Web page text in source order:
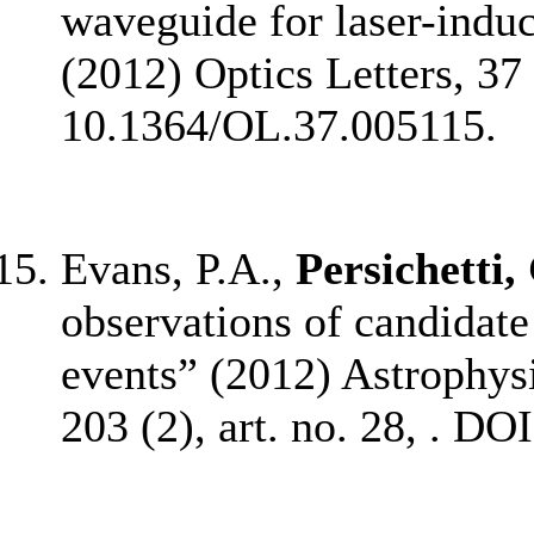
waveguide for laser-
(2012) Optics Letters,
10.1364/OL.37.005115.
Evans, P.A., Persichetti,
observations of
events” (2012)
203 (2), art. no. 28, .